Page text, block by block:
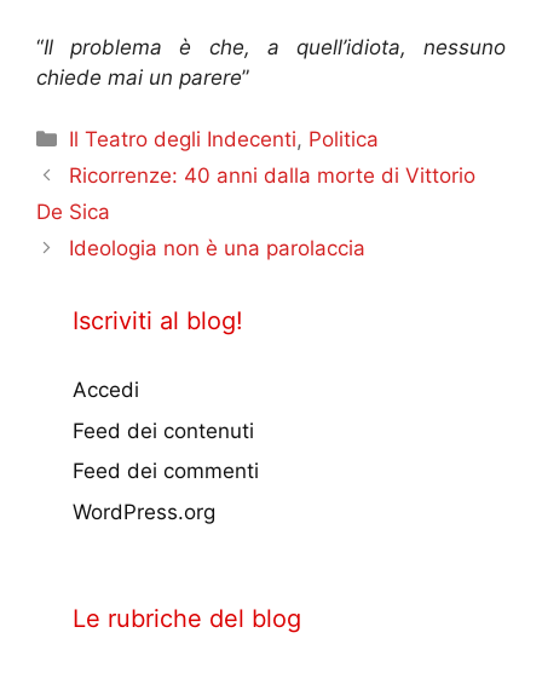
“Il problema è che, a quell’idiota, nessuno
chiede mai un parere”
Categorie
Il Teatro degli Indecenti, Politica
Ricorrenze: 40 anni dalla morte di Vittorio
De Sica
Ideologia non è una parolaccia
Iscriviti al blog!
Accedi
Feed dei contenuti
Feed dei commenti
WordPress.org
Le rubriche del blog